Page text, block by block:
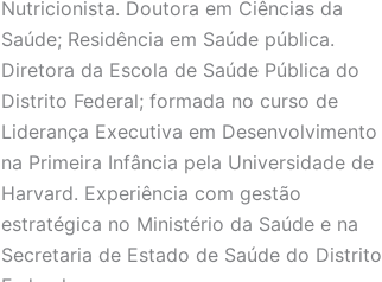
Nutricionista. Doutora em Ciências da
Saúde; Residência em Saúde pública.
Diretora da Escola de Saúde Pública do
Distrito Federal; formada no curso de
Liderança Executiva em Desenvolvimento
na Primeira Infância pela Universidade de
Harvard. Experiência com gestão
estratégica no Ministério da Saúde e na
Secretaria de Estado de Saúde do Distrito